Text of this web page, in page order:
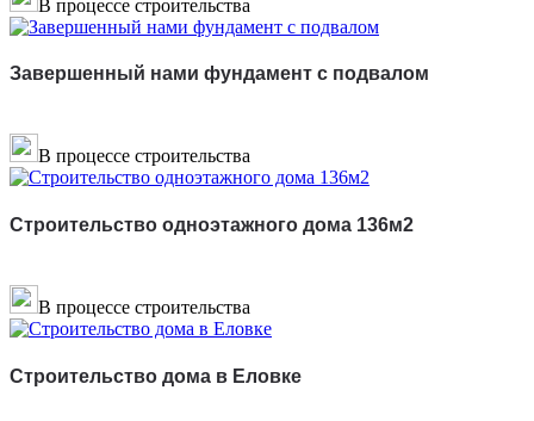
В процессе строительства
Завершенный нами фундамент с подвалом
В процессе строительства
Строительство одноэтажного дома 136м2
В процессе строительства
Строительство дома в Еловке